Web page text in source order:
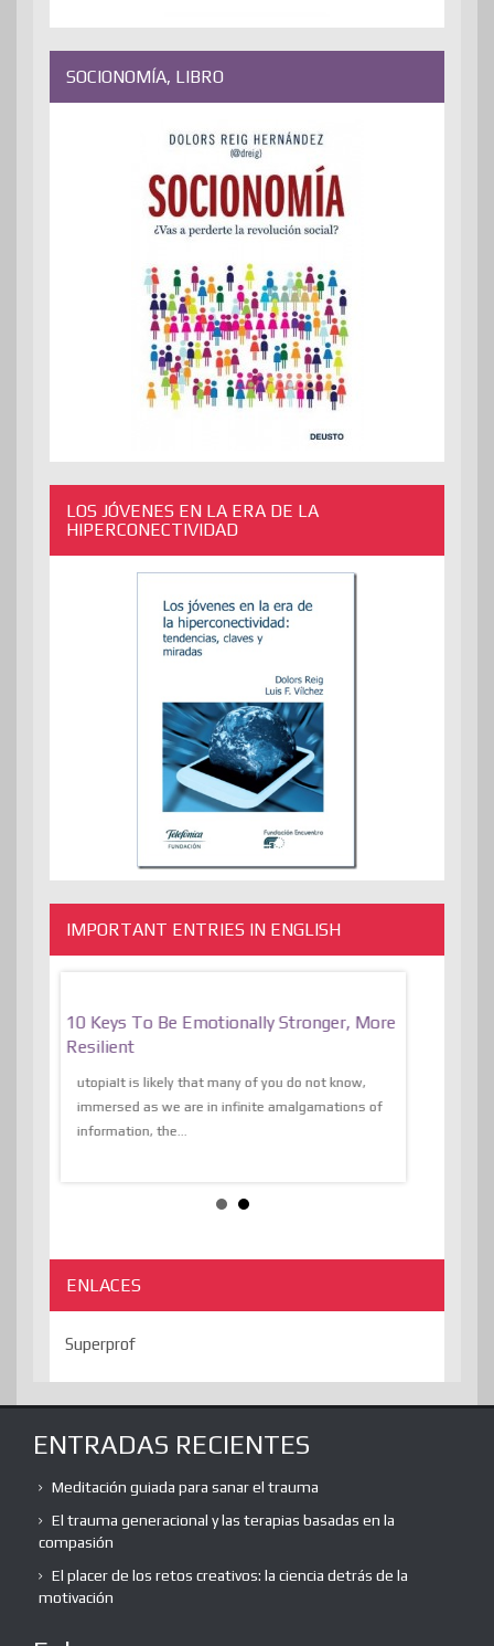
SOCIONOMÍA, LIBRO
LOS JÓVENES EN LA ERA DE LA
HIPERCONECTIVIDAD
IMPORTANT ENTRIES IN ENGLISH
10 Keys To Be Emotionally Stronger, More
Resilient
utopiaIt is likely that many of you do not know,
immersed as we are in infinite amalgamations of
information, the...
ENLACES
Superprof
ENTRADAS RECIENTES
Meditación guiada para sanar el trauma
El trauma generacional y las terapias basadas en la
compasión
El placer de los retos creativos: la ciencia detrás de la
motivación